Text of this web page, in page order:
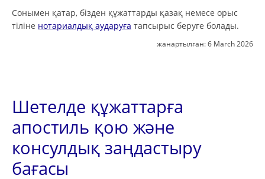
Сонымен қатар, бізден құжаттарды қазақ немесе орыс
тіліне нотариалдық аударуға тапсырыс беруге болады.
жанартылған:6 March 2026
Шетелде құжаттарға
апостиль қою және
консулдық заңдастыру
бағасы